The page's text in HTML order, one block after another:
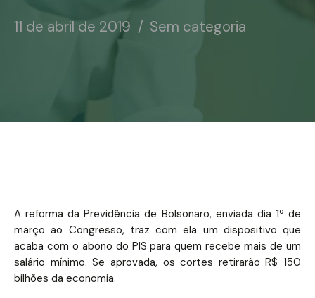
11 de abril de 2019 Sem categoria
A reforma da Previdência de Bolsonaro, enviada dia 1º de
março ao Congresso, traz com ela um dispositivo que
acaba com o abono do PIS para quem recebe mais de um
salário mínimo. Se aprovada, os cortes retirarão R$ 150
bilhões da economia.